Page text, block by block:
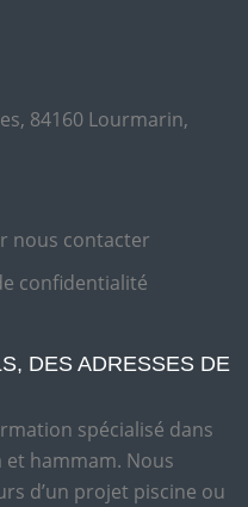
84160 Lourmarin,
nous contacter
confidentialité
DES ADRESSES DE
spécialisé dans
et hammam. Nous
d’un projet piscine ou